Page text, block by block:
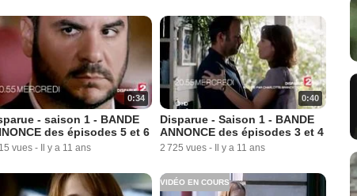
0:34
- saison 1 - BANDE
des épisodes 5 et 6
vues - Il y a 11 ans
0:40
Disparue - Saison 1 - BANDE
ANNONCE des épisodes 3 et 4
2 725 vues - Il y a 11 ans
VIDÉO EN COURS